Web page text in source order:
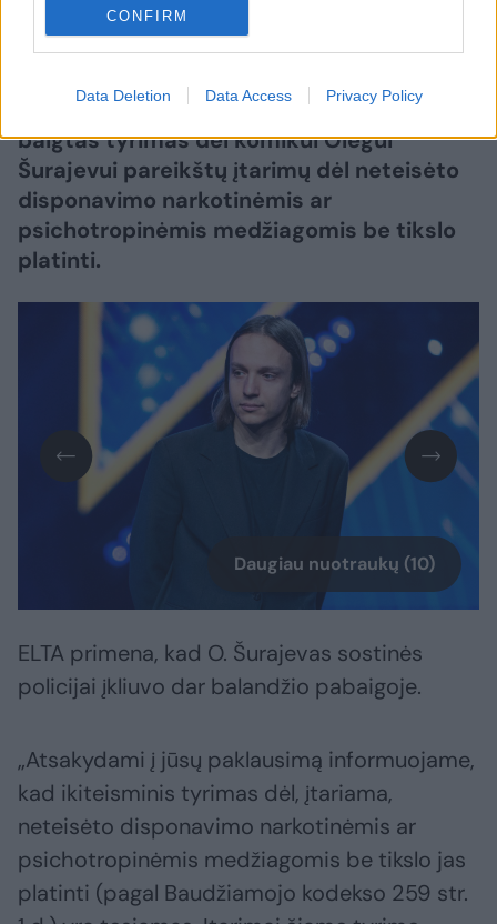
CONFIRM
Data Deletion Data Access Privacy Policy
Lrytas.lt
Prokuratūra teigia, kad kol kas dar nėra
baigtas tyrimas dėl komikui Olegui
Šurajevui pareikštų įtarimų dėl neteisėto
disponavimo narkotinėmis ar
psichotropinėmis medžiagomis be tikslo
platinti.
Daugiau nuotraukų (10)
ELTA primena, kad O. Šurajevas sostinės
policijai įkliuvo dar balandžio pabaigoje.
„Atsakydami į jūsų paklausimą informuojame,
kad ikiteisminis tyrimas dėl, įtariama,
neteisėto disponavimo narkotinėmis ar
psichotropinėmis medžiagomis be tikslo jas
platinti (pagal Baudžiamojo kodekso 259 str.